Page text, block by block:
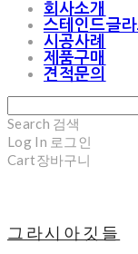
회사소개
스테인드글
시공사례
제품구매
견적문의
Search 검색
Log In 로그인
Cart장바구니
그라시아깃들